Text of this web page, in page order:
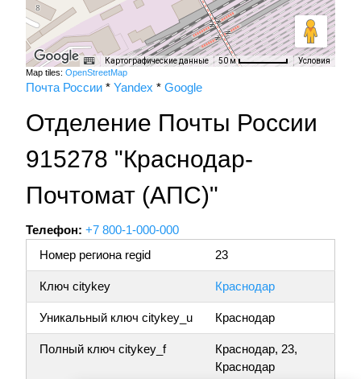
Картографические данные 50 м Условия
Map tiles: OpenStreetMap
Почта России * Yandex * Google
Отделение Почты России
915278 "Краснодар-
Почтомат (АПС)"
Телефон: +7 800-1-000-000
Номер региона regid
23
Ключ citykey Краснодар
Уникальный ключ citykey_u Краснодар
Полный ключ citykey_f
Краснодар, 23,
Краснодар